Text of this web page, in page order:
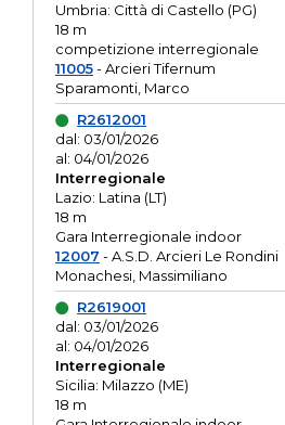
Umbria: Città di Castello (PG)
18 m
competizione interregionale
11005- Arcieri Tifernum
Sparamonti, Marco
R2612001
dal: 03/01/2026
al: 04/01/2026
Interregionale
Lazio: Latina (LT)
18 m
Gara Interregionale indoor
12007 - A.S.D. Arcieri Le Rondini
Monachesi, Massimiliano
R2619001
dal: 03/01/2026
al: 04/01/2026
Interregionale
Sicilia: Milazzo (ME)
18 m